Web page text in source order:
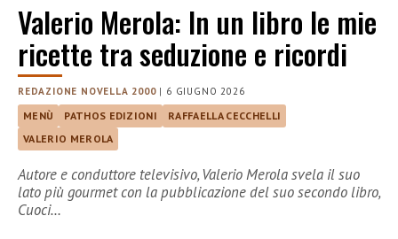
Valerio Merola: In un libro le mie
ricette tra seduzione e ricordi
REDAZIONE NOVELLA 2000| 6 GIUGNO 2026
MENÙ PATHOS EDIZIONI
RAFFAELLA CECCHELLI
VALERIO MEROLA
Autore e conduttore televisivo, Valerio Merola svela il suo
lato più gourmet con la pubblicazione del suo secondo libro,
Cuoci…